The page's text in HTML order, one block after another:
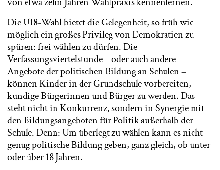
Die U18-Wahl bietet die Gelegenheit, so früh wie
möglich ein großes Privileg von Demokratien zu
spüren: frei wählen zu dürfen. Die
Verfassungsviertelstunde – oder auch andere
Angebote der politischen Bildung an Schulen –
können Kinder in der Grundschule vorbereiten,
kundige Bürgerinnen und Bürger zu werden. Das
steht nicht in Konkurrenz, sondern in Synergie mit
den Bildungsangeboten für Politik außerhalb der
Schule. Denn: Um überlegt zu wählen kann es nicht
genug politische Bildung geben, ganz gleich, ob unter
oder über 18 Jahren.